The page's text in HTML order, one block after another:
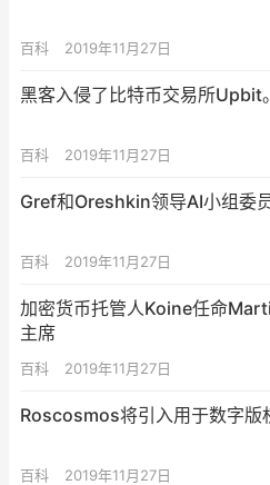
百科 2019年11月27日
黑客入侵了比特币交易所
百科 2019年11月27日
Gref和Oreshkin领导AI小组委
百科 2019年11月27日
加密货币托管人Koine任命
主席
百科 2019年11月27日
Roscosmos将引入用于数字版
百科 2019年11月27日